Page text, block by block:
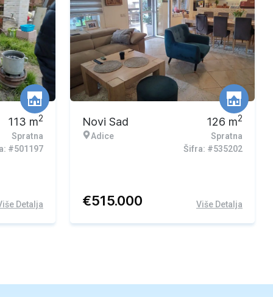
113 m2
Spratna
#501197
Detalja
Novi Sad
Adice
126 m2
Spratna
Šifra: #535202
€515.000 Više Detalja